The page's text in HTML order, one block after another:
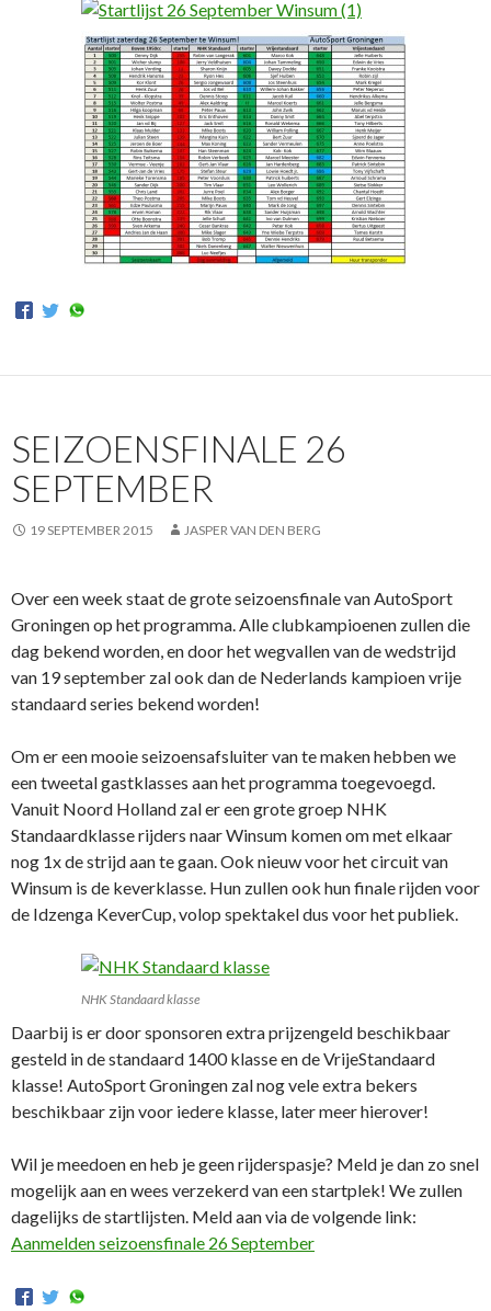
SEIZOENSFINALE 26
SEPTEMBER
19 SEPTEMBER 2015 JASPER VAN DEN BERG
Over een week staat de grote seizoensfinale van AutoSport
Groningen op het programma. Alle clubkampioenen zullen die
dag bekend worden, en door het wegvallen van de wedstrijd
van 19 september zal ook dan de Nederlands kampioen vrije
standaard series bekend worden!
Om er een mooie seizoensafsluiter van te maken hebben we
een tweetal gastklasses aan het programma toegevoegd.
Vanuit Noord Holland zal er een grote groep NHK
Standaardklasse rijders naar Winsum komen om met elkaar
nog 1x de strijd aan te gaan. Ook nieuw voor het circuit van
Winsum is de keverklasse. Hun zullen ook hun finale rijden voor
de Idzenga KeverCup, volop spektakel dus voor het publiek.
NHK Standaard klasse
Daarbij is er door sponsoren extra prijzengeld beschikbaar
gesteld in de standaard 1400 klasse en de VrijeStandaard
klasse! AutoSport Groningen zal nog vele extra bekers
beschikbaar zijn voor iedere klasse, later meer hierover!
Wil je meedoen en heb je geen rijderspasje? Meld je dan zo snel
mogelijk aan en wees verzekerd van een startplek! We zullen
dagelijks de startlijsten. Meld aan via de volgende link:
Aanmelden seizoensfinale 26 September